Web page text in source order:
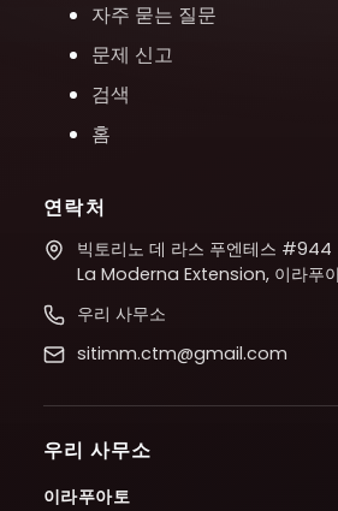
자주 묻는 질문
문제 신고
검색
홈
연락처
빅토리노 데 라스 푸엔테스 #944
La Moderna Extension, 이라푸
우리 사무소
sitimm.ctm@gmail.com
우리 사무소
이라푸아토